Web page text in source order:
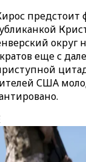
округ
еще с
США